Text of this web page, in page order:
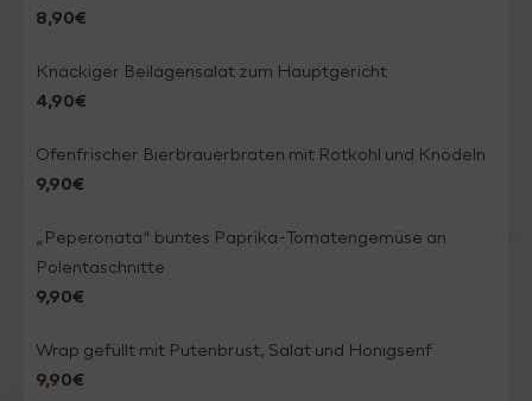
8,90€
Knackiger Beilagensalat zum Hauptgericht
4,90€
Ofenfrischer Bierbrauerbraten mit Rotkohl und Knödeln
9,90€
„Peperonata“ buntes Paprika-Tomatengemüse an
Polentaschnitte
9,90€
Wrap gefüllt mit Putenbrust, Salat und Honigsenf
9,90€